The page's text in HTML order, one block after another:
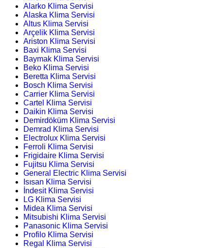
Alarko Klima Servisi
Alaska Klima Servisi
Altus Klima Servisi
Arçelik Klima Servisi
Ariston Klima Servisi
Baxi Klima Servisi
Baymak Klima Servisi
Beko Klima Servisi
Beretta Klima Servisi
Bosch Klima Servisi
Carrier Klima Servisi
Cartel Klima Servisi
Daikin Klima Servisi
Demirdöküm Klima Servisi
Demrad Klima Servisi
Electrolux Klima Servisi
Ferroli Klima Servisi
Frigidaire Klima Servisi
Fujitsu Klima Servisi
General Electric Klima Servisi
Isısan Klima Servisi
İndesit Klima Servisi
LG Klima Servisi
Midea Klima Servisi
Mitsubishi Klima Servisi
Panasonic Klima Servisi
Profilo Klima Servisi
Regal Klima Servisi